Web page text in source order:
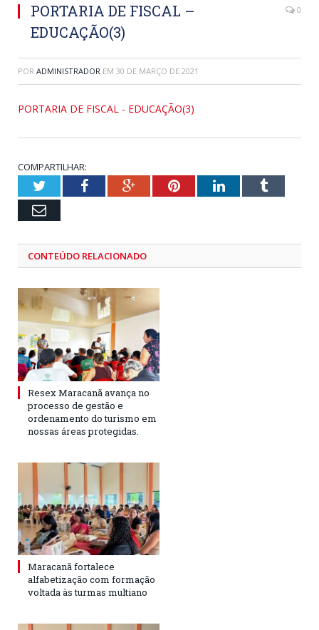
PORTARIA DE FISCAL –
EDUCAÇÃO(3)
0
POR ADMINISTRADOR EM 30 DE MARÇO DE 2021
PORTARIA DE FISCAL - EDUCAÇÃO(3)
COMPARTILHAR:
TwitterFacebookGoogle+PinterestLinkedInTumblr
Email
CONTEÚDO RELACIONADO
Resex Maracanã avança no
processo de gestão e
ordenamento do turismo em
nossas áreas protegidas.
Maracanã fortalece
alfabetização com formação
voltada às turmas multiano